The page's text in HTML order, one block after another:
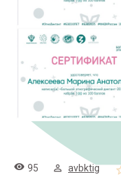
95 avbktig